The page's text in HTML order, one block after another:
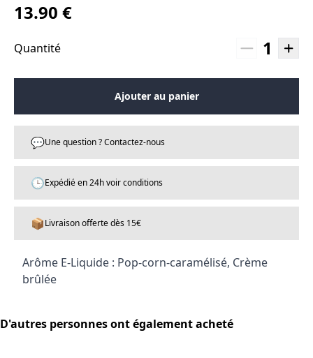
13.90 €
Quantité 1
Ajouter au panier
💬Une question ? Contactez-nous
🕒Expédié en 24h voir conditions
📦Livraison offerte dès 15€
Arôme E-Liquide : Pop-corn-caramélisé, Crème
brûlée
D'autres personnes ont également acheté